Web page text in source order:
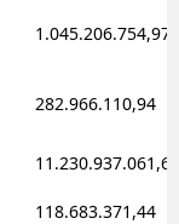
1.045.206.754,97
282.966.110,94
11.230.937.061,62
118.683.371,44